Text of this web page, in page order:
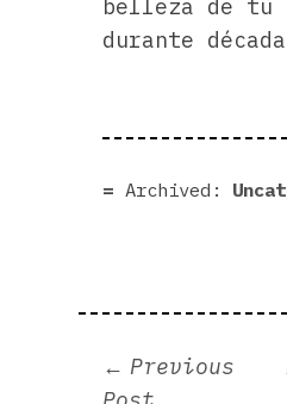
belleza de tu
durante
Archived:
Previous